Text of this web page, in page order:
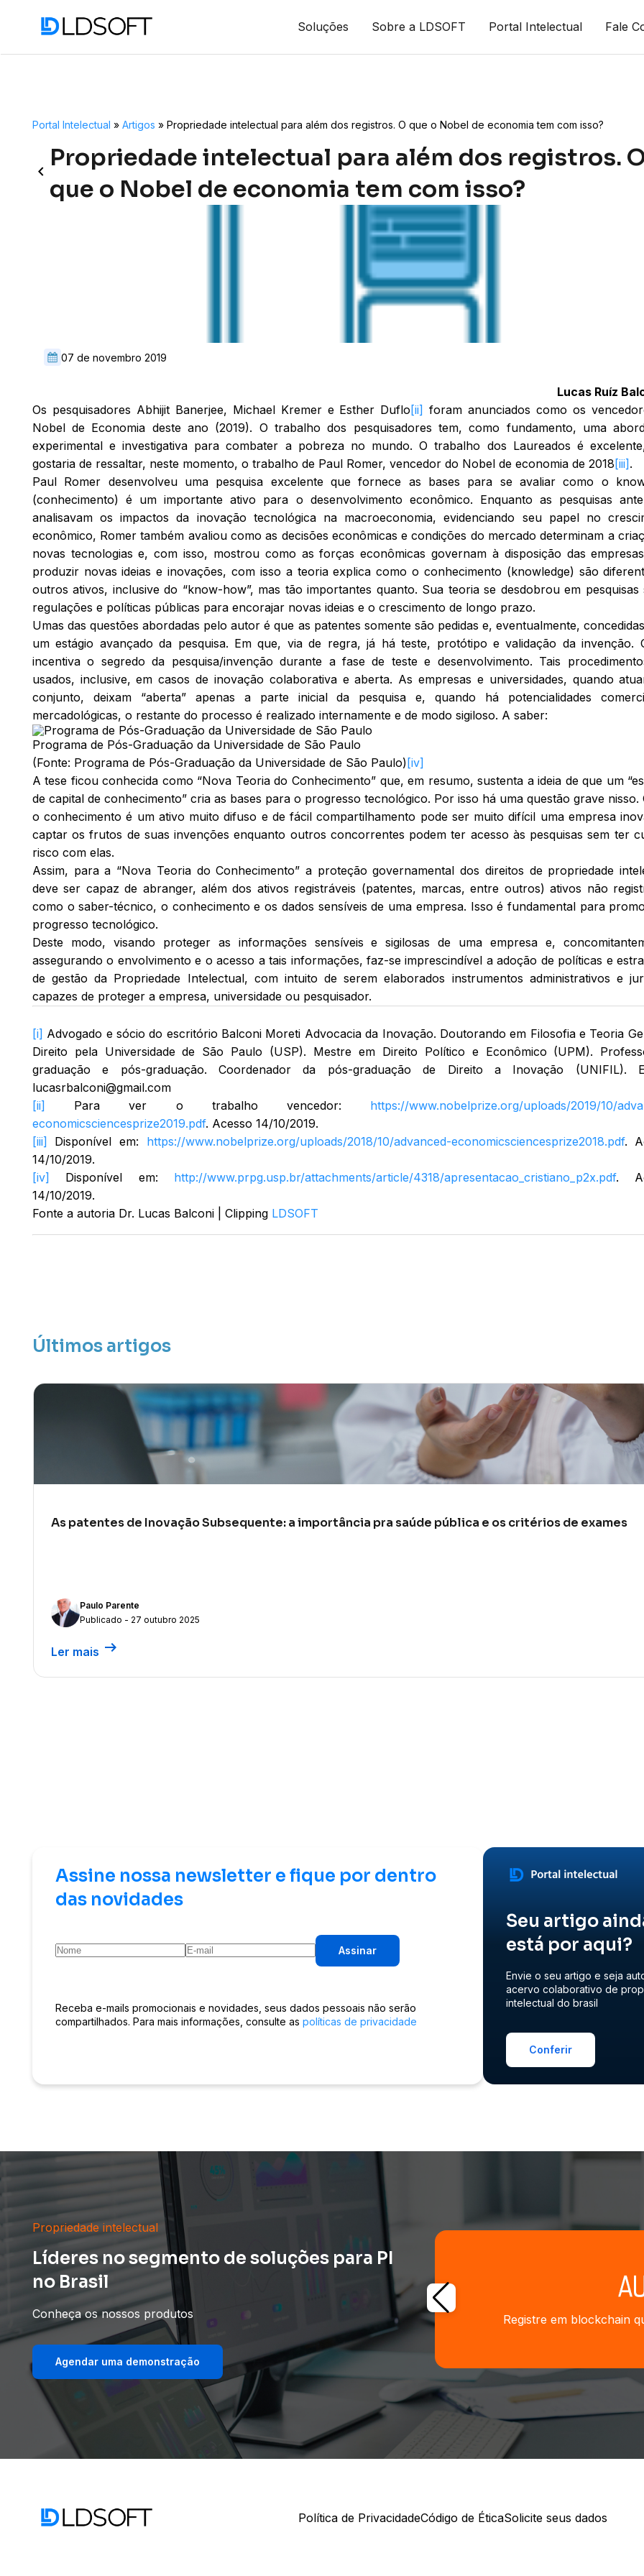
Soluções Sobre a LDSOFT Portal Intelectual Fale
Portal Intelectual » Artigos » Propriedade intelectual para além dos registros. O que o Nobel de economia tem com isso?
keyboard_arrow_left Propriedade intelectual para além dos registros.
que o Nobel de economia tem com isso?
07 de novembro 2019
Lucas Ruíz
Os pesquisadores Abhijit Banerjee, Michael Kremer e Esther Duflo [ii] foram anunciados como os
Nobel de Economia deste ano (2019). O trabalho dos pesquisadores tem, como fundamento, uma
experimental e investigativa para combater a pobreza no mundo. O trabalho dos Laureados é
gostaria de ressaltar, neste momento, o trabalho de Paul Romer, vencedor do Nobel de economia de 2018 [iii] .
Paul Romer desenvolveu uma pesquisa excelente que fornece as bases para se avaliar como o
(conhecimento) é um importante ativo para o desenvolvimento econômico. Enquanto as pesquisas
analisavam os impactos da inovação tecnológica na macroeconomia, evidenciando seu papel no
econômico, Romer também avaliou como as decisões econômicas e condições do mercado determinam a
novas tecnologias e, com isso, mostrou como as forças econômicas governam à disposição das
produzir novas ideias e inovações, com isso a teoria explica como o conhecimento (knowledge) são
outros ativos, inclusive do “know-how”, mas tão importantes quanto. Sua teoria se desdobrou em pesquisas
regulações e políticas públicas para encorajar novas ideias e o crescimento de longo prazo.
Umas das questões abordadas pelo autor é que as patentes somente são pedidas e, eventualmente,
um estágio avançado da pesquisa. Em que, via de regra, já há teste, protótipo e validação da invenção.
incentiva o segredo da pesquisa/invenção durante a fase de teste e desenvolvimento. Tais
usados, inclusive, em casos de inovação colaborativa e aberta. As empresas e universidades, quando
conjunto, deixam “aberta” apenas a parte inicial da pesquisa e, quando há potencialidades
mercadológicas, o restante do processo é realizado internamente e de modo sigiloso. A saber:
Programa de Pós-Graduação da Universidade de São Paulo
(Fonte: Programa de Pós-Graduação da Universidade de São Paulo) [iv]
A tese ficou conhecida como “Nova Teoria do Conhecimento” que, em resumo, sustenta a ideia de que um
de capital de conhecimento” cria as bases para o progresso tecnológico. Por isso há uma questão grave nisso.
o conhecimento é um ativo muito difuso e de fácil compartilhamento pode ser muito difícil uma empresa
captar os frutos de suas invenções enquanto outros concorrentes podem ter acesso às pesquisas sem ter
risco com elas.
Assim, para a “Nova Teoria do Conhecimento” a proteção governamental dos direitos de propriedade
deve ser capaz de abranger, além dos ativos registráveis (patentes, marcas, entre outros) ativos não
como o saber-técnico, o conhecimento e os dados sensíveis de uma empresa. Isso é fundamental para
progresso tecnológico.
Deste modo, visando proteger as informações sensíveis e sigilosas de uma empresa e,
assegurando o envolvimento e o acesso a tais informações, faz-se imprescindível a adoção de políticas e
de gestão da Propriedade Intelectual, com intuito de serem elaborados instrumentos administrativos e
capazes de proteger a empresa, universidade ou pesquisador.
[i] Advogado e sócio do escritório Balconi Moreti Advocacia da Inovação. Doutorando em Filosofia e Teoria
Direito pela Universidade de São Paulo (USP). Mestre em Direito Político e Econômico (UPM).
graduação e pós-graduação. Coordenador da pós-graduação de Direito a Inovação (UNIFIL).
lucasrbalconi@gmail.com
[ii]
Para ver o trabalho vencedor: https://www.nobelprize.org/uploads/2019/10/
economicsciencesprize2019.pdf. Acesso 14/10/2019.
[iii]
Disponível em: https://www.nobelprize.org/uploads/2018/10/advanced-economicsciencesprize2018.pdf.
14/10/2019.
[iv]
Disponível em: http://www.prpg.usp.br/attachments/article/4318/apresentacao_cristiano_p2x.pdf.
14/10/2019.
Fonte a autoria Dr. Lucas Balconi | Clipping LDSOFT
Últimos artigos
As patentes de Inovação Subsequente: a importância pra saúde pública e os critérios de exames
Paulo Parente
Publicado - 27 outubro 2025
Ler mais arrow_right_alt
Assine nossa newsletter e fique por dentro
das novidades
Assinar
Receba e-mails promocionais e novidades, seus dados pessoais não serão
compartilhados. Para mais informações, consulte as políticas de privacidade
Seu artigo
está por aqui?
Envie o seu artigo e seja
acervo colaborativo de
intelectual do brasil
Conferir
Propriedade intelectual
Líderes no segmento de soluções para PI
no Brasil
Conheça os nossos produtos
Agendar uma demonstração
Registre em blockchain
Política de PrivacidadeCódigo de ÉticaSolicite seus dados